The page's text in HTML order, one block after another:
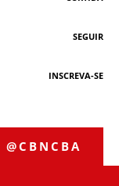
SEGUIR
INSCREVA-SE
@CBNCBA